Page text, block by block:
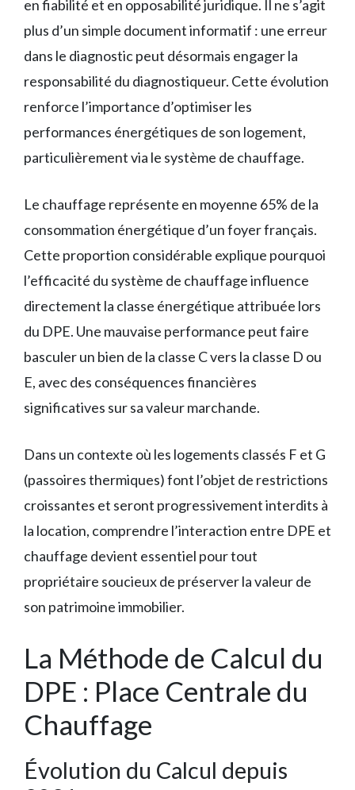
en fiabilité et en opposabilité juridique. Il ne s’agit
plus d’un simple document informatif : une erreur
dans le diagnostic peut désormais engager la
responsabilité du diagnostiqueur. Cette évolution
renforce l’importance d’optimiser les
performances énergétiques de son logement,
particulièrement via le système de chauffage.
Le chauffage représente en moyenne 65% de la
consommation énergétique d’un foyer français.
Cette proportion considérable explique pourquoi
l’efficacité du système de chauffage influence
directement la classe énergétique attribuée lors
du DPE. Une mauvaise performance peut faire
basculer un bien de la classe C vers la classe D ou
E, avec des conséquences financières
significatives sur sa valeur marchande.
Dans un contexte où les logements classés F et G
(passoires thermiques) font l’objet de restrictions
croissantes et seront progressivement interdits à
la location, comprendre l’interaction entre DPE et
chauffage devient essentiel pour tout
propriétaire soucieux de préserver la valeur de
son patrimoine immobilier.
La Méthode de Calcul du
DPE : Place Centrale du
Chauffage
Évolution du Calcul depuis